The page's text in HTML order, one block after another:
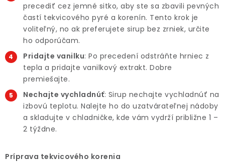
precediť cez jemné sitko, aby ste sa zbavili pevných
častí tekvicového pyré a korenín. Tento krok je
voliteľný, no ak preferujete sirup bez zrniek, určite
ho odporúčam.
Pridajte vanilku: Po precedení odstráňte hrniec z
tepla a pridajte vanilkový extrakt. Dobre
premiešajte.
Nechajte vychladnúť: Sirup nechajte vychladnúť na
izbovú teplotu. Nalejte ho do uzatvárateľnej nádoby
a skladujte v chladničke, kde vám vydrží približne 1 –
2 týždne.
Príprava tekvicového korenia